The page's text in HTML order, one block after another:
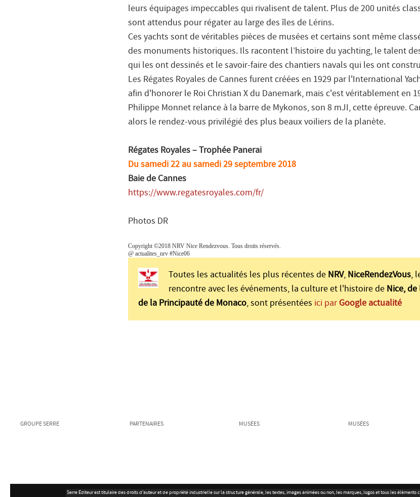
leurs équipages impeccables qui rivalisent de talent. Plus de 200 unités
sont attendus pour régater au large des îles de Lérins.
Ces yachts sont de véritables pièces de musées et certains sont même
des monuments historiques. Ils racontent l’histoire du yachting, le talent
qui les ont dessinés et le savoir-faire des chantiers navals qui les ont
Les Régates Royales de Cannes furent créées en 1929 par l'International
afin d'honorer le Roi Christian X du Danemark, mais c'est véritablement en
Philippe Monnet relance à la barre de Mykonos, son 8 mJI, cette épreuve.
alors le rendez-vous privilégié des plus beaux voiliers de la planète.
Régates Royales – Trophée Panerai
Du samedi 22 au samedi 29 septembre 2018
Baie de Cannes
https://www.regatesroyales.com/fr/
Photos DR
Copyright ©2018 NRV Nice Rendezvous. Tous droits réservés.
@ actualites_nrv #Nice06
Toutes les actualités les plus récentes de NRV, NiceRendezVous,
rencontre avec les événements, la culture et l'histoire de Nice, de
de la Principauté de Monaco, sont présentées ici par Google actualité
GROUPE SERRE PARTENAIRES MUSÉES MUSÉES
Serre Éditeur est titulaire des droits d'auteur et de propriété industrielle sur la structure générale, les textes, images animées ou non, les marques, logos et tous les